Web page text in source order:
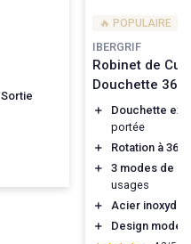
Sortie
🔥 POPULAIRE
IBERGRIF
Robinet de
Douchette 360°
＋
Douchette
portée
＋
Rotation à 360°
＋
3 modes de
usages
＋
Acier
＋
Design